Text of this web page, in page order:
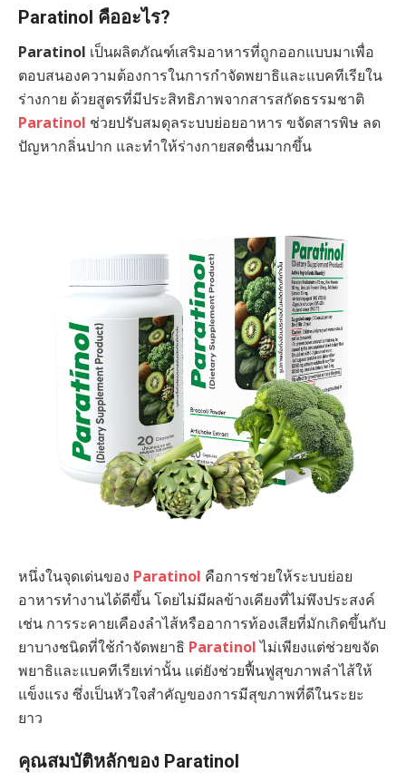
Paratinol คืออะไร?
Paratinol เป็นผลิตภัณฑ์เสริมอาหารที่ถูกออกแบบมาเพื่อ
ตอบสนองความต้องการในการกำจัดพยาธิและแบคทีเรียใน
ร่างกาย ด้วยสูตรที่มีประสิทธิภาพจากสารสกัดธรรมชาติ
Paratinol ช่วยปรับสมดุลระบบย่อยอาหาร ขจัดสารพิษ ลด
ปัญหากลิ่นปาก และทำให้ร่างกายสดชื่นมากขึ้น
หนึ่งในจุดเด่นของ Paratinol คือการช่วยให้ระบบย่อย
อาหารทำงานได้ดีขึ้น โดยไม่มีผลข้างเคียงที่ไม่พึงประสงค์
เช่น การระคายเคืองลำไส้หรืออาการท้องเสียที่มักเกิดขึ้นกับ
ยาบางชนิดที่ใช้กำจัดพยาธิ Paratinolไม่เพียงแต่ช่วยขจัด
พยาธิและแบคทีเรียเท่านั้น แต่ยังช่วยฟื้นฟูสุขภาพลำไส้ให้
แข็งแรง ซึ่งเป็นหัวใจสำคัญของการมีสุขภาพที่ดีในระยะ
ยาว
คุณสมบัติหลักของ Paratinol